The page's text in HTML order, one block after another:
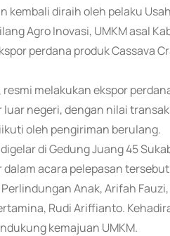
kembali diraih oleh pelaku
Agro Inovasi, UMKM asal
perdana produk Cassava
melakukan ekspor
luar negeri, dengan nilai
oleh pengiriman berulang.
di Gedung Juang 45
acara pelepasan
Anak, Arifah
Rudi Ariffianto.
kemajuan UMKM.